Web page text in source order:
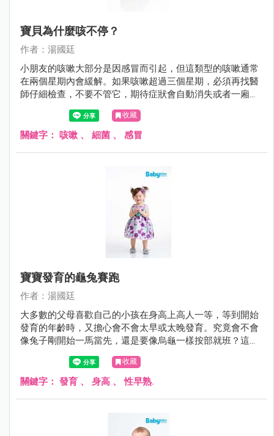
寶貝為什麼咳不停？
作者：湯國廷
小朋友的咳嗽大部分是因感冒而引起，但這類型的咳嗽通常
在兩個星期內會緩解。如果咳嗽超過三個星期，必須再找醫
師仔細檢查，不要不管它，期待症狀會自動消失或者一廂情
願的沿用舊的感冒藥。
收藏
關鍵字： 咳嗽 、 細菌 、 感冒
寶寶發育的龜兔賽跑
作者：湯國廷
大多數的父母喜歡自己的小孩在身高上高人一等，等到開始
發育的年齡時，又擔心會不會太早或太晚發育。究竟會不會
像兔子剛開始一馬當先，還是要像烏龜一樣按部就班？這個
問題時常困擾著父母。
收藏
關鍵字： 發育 、 身高 、性早熟.